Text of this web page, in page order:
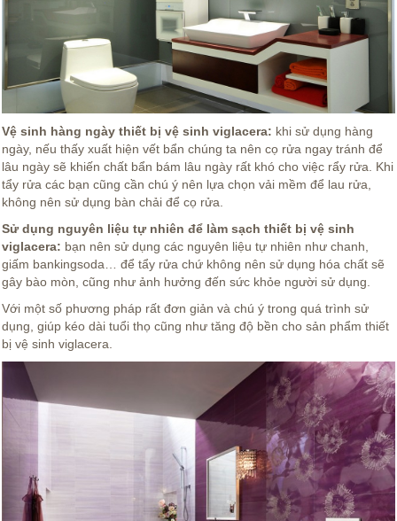
Vệ sinh hàng ngày thiết bị vệ sinh viglacera: khi sử dụng hàng
ngày, nếu thấy xuất hiện vết bẩn chúng ta nên cọ rửa ngay tránh để
lâu ngày sẽ khiến chất bẩn bám lâu ngày rất khó cho việc rẩy rửa. Khi
tẩy rửa các bạn cũng cần chú ý nên lựa chọn vải mềm để lau rửa,
không nên sử dụng bàn chải để cọ rửa.
Sử dụng nguyên liệu tự nhiên để làm sạch thiết bị vệ sinh
viglacera: bạn nên sử dụng các nguyên liệu tự nhiên như chanh,
giấm bankingsoda… để tẩy rửa chứ không nên sử dụng hóa chất sẽ
gây bào mòn, cũng như ảnh hưởng đến sức khỏe người sử dụng.
Với một số phương pháp rất đơn giản và chú ý trong quá trình sử
dụng, giúp kéo dài tuổi thọ cũng như tăng độ bền cho sản phẩm thiết
bị vệ sinh viglacera.